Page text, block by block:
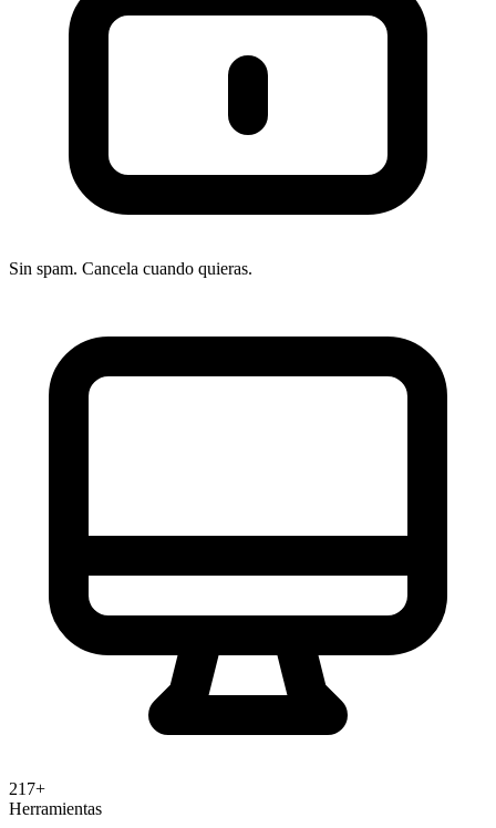
Sin spam. Cancela cuando quieras.
217+
Herramientas